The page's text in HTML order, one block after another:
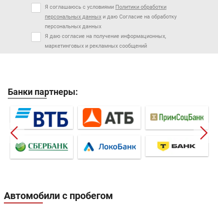
Я соглашаюсь с условиями Политики обработки
персональных данных и даю Согласие на обработку
персональных данных
Я даю согласие на получение информационных,
маркетинговых и рекламных сообщений
Банки партнеры:
Автомобили с пробегом